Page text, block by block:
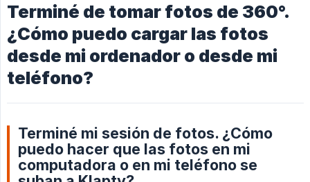
Terminé de tomar fotos de 360°.
¿Cómo puedo cargar las fotos
desde mi ordenador o desde mi
teléfono?
Terminé mi sesión de fotos. ¿Cómo
puedo hacer que las fotos en mi
computadora o en mi teléfono se